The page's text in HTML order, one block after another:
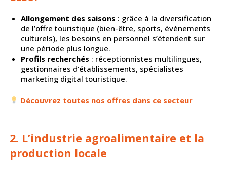
Allongement des saisons : grâce à la diversification
de l’offre touristique (bien-être, sports, événements
culturels), les besoins en personnel s’étendent sur
une période plus longue.
Profils recherchés : réceptionnistes multilingues,
gestionnaires d’établissements, spécialistes
marketing digital touristique.
Découvrez toutes nos offres dans ce secteur
2. L’industrie agroalimentaire et la
production locale